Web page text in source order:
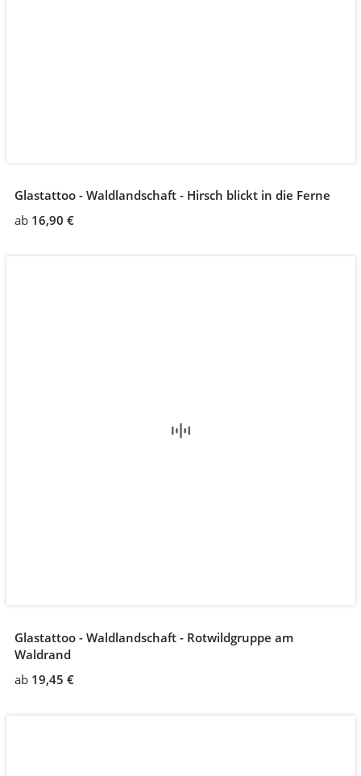
Glastattoo - Waldlandschaft - Hirsch blickt in die Ferne
ab 16,90 €
Glastattoo - Waldlandschaft - Rotwildgruppe am
Waldrand
ab 19,45 €